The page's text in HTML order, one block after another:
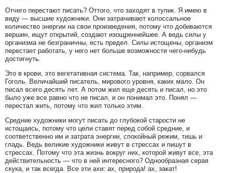
Отчего перестают писать? Оттого, что заходят в тупик. Я имею в
виду — высшие художники. Они затрачивают колоссальное
количество энергии на свои произведения, потому что добиваются
вершин, ищут открытий, создают изощреннейшее. А ведь силы у
организма не безграничны, есть предел. Силы истощены, организм
перестает работать, у него нет больше возможности чего-нибудь
достигнуть.
Это в крови, это вегетативная система. Так, например, сорвался
Гоголь. Величайший писатель, мирового уровня, каких мало. Он
писал всего десять лет. А потом жил еще десять и писал, но это
было уже все равно что не писал, и он понимал это. Понял —
перестал жить, потому что жил только этим.
Средние художники могут писать до глубокой старости не
истощаясь, потому что цели ставят перед собой средние, и
соответственно им и затрата энергии, спокойный режим, тишь и
гладь. Ведь великие художники живут в стрессах и пишут в
стрессах. Потому что эта жизнь вокруг них, которой живут все, эта
действительность — что в ней интересного? Однообразная серая
скука, и так всегда. Все эти ахи: ах, природа! ах, закат!